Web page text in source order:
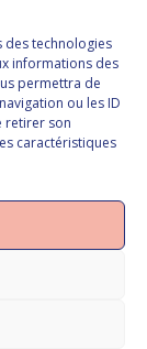
des technologies
informations des
permettra de
ou les ID
retirer son
caractéristiques